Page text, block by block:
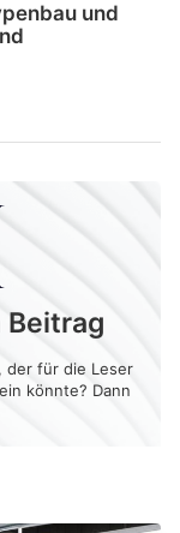
und
Beitrag
der für die Leser
könnte? Dann